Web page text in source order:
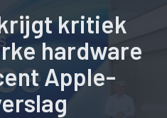
krijgt kritiek
hardware
Apple-